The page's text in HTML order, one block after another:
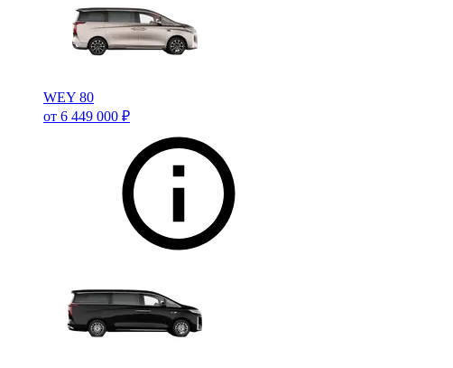
WEY 80
от 6 449 000 ₽